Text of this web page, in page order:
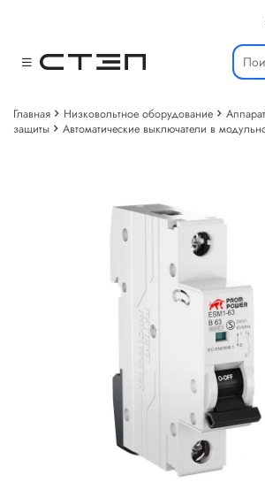
Главная Низковольтное оборудование
защиты
Автоматические выключатели в